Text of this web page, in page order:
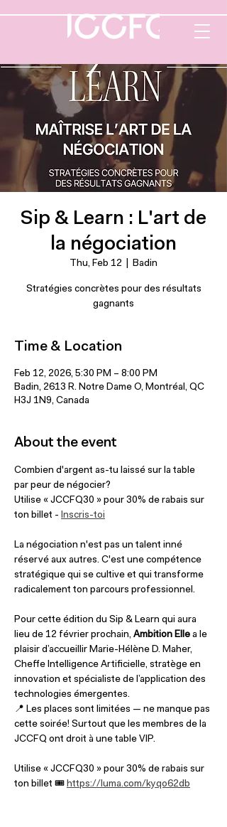
Sip & Learn : L'art de
la négociation
Thu, Feb 12 Badin
Stratégies concrètes pour des résultats
gagnants
Time & Location
Feb 12, 2026, 5:30 PM – 8:00 PM
Badin, 2613 R. Notre Dame O, Montréal, QC
H3J 1N9, Canada
About the event
Combien d'argent as-tu laissé sur la table
par peur de négocier?
Utilise « JCCFQ30 » pour 30% de rabais sur
ton billet - Inscris-toi
​La négociation n'est pas un talent inné
réservé aux autres. C'est une compétence
stratégique qui se cultive et qui transforme
radicalement ton parcours professionnel.
Pour cette édition du Sip & Learn qui aura
lieu de 12 février prochain, Ambition Elle a le
plaisir d’accueillir Marie-Hélène D. Maher,
Cheffe Intelligence Artificielle, stratège en
innovation et spécialiste de l’application des
technologies émergentes.
📍 Les places sont limitées — ne manque pas
cette soirée! Surtout que les membres de la
JCCFQ ont droit à une table VIP.
Utilise « JCCFQ30 » pour 30% de rabais sur
ton billet 🎟️ https://luma.com/kyqo62db